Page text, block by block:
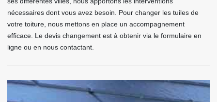
nécessaires dont vous avez besoin. Pour changer les tuiles de
votre toiture, nous mettons en place un accompagnement
efficace. Le devis changement est à obtenir via le formulaire en
ligne ou en nous contactant.